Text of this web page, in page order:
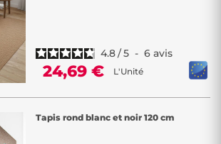
résistants à l'humidité, séchage rapide,
de la beauté décorative saison après
d'esprit totale.
GARANTI
les pieds, stabilité parfaite, formats adaptés aux
lors de vos moments détente extérieurs.
4.8/5 - 6 avis
24,69 € L'Unité
Tapis rond blanc et noir 120 cm